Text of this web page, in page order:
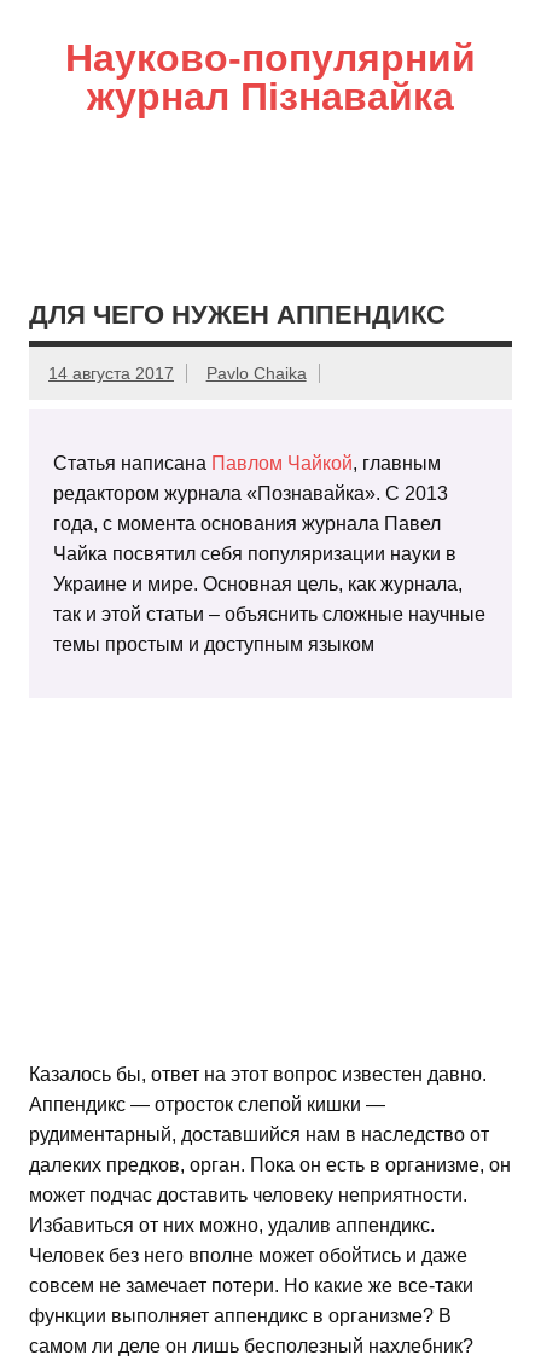
Науково-популярний
журнал Пізнавайка
ДЛЯ ЧЕГО НУЖЕН АППЕНДИКС
14 августа 2017 Pavlo Chaika
Статья написана Павлом Чайкой, главным
редактором журнала «Познавайка». С 2013
года, с момента основания журнала Павел
Чайка посвятил себя популяризации науки в
Украине и мире. Основная цель, как журнала,
так и этой статьи – объяснить сложные научные
темы простым и доступным языком
Казалось бы, ответ на этот вопрос известен давно.
Аппендикс — отросток слепой кишки —
рудиментарный, доставшийся нам в наследство от
далеких предков, орган. Пока он есть в организме, он
может подчас доставить человеку неприятности.
Избавиться от них можно, удалив аппендикс.
Человек без него вполне может обойтись и даже
совсем не замечает потери. Но какие же все-таки
функции выполняет аппендикс в организме? В
самом ли деле он лишь бесполезный нахлебник?